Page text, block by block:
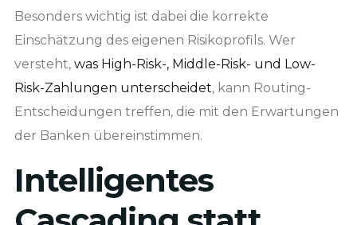
Besonders wichtig ist dabei die korrekte
Einschätzung des eigenen Risikoprofils. Wer
versteht, was High-Risk-, Middle-Risk- und Low-
Risk-Zahlungen unterscheidet, kann Routing-
Entscheidungen treffen, die mit den Erwartungen
der Banken übereinstimmen.
Intelligentes